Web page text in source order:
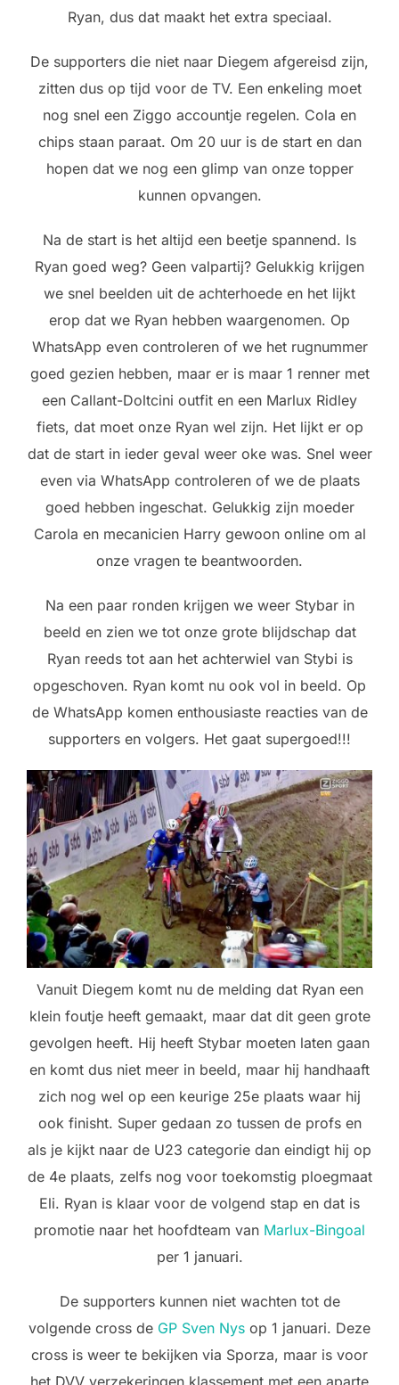
Ryan, dus dat maakt het extra speciaal.
De supporters die niet naar Diegem afgereisd zijn,
zitten dus op tijd voor de TV. Een enkeling moet
nog snel een Ziggo accountje regelen. Cola en
chips staan paraat. Om 20 uur is de start en dan
hopen dat we nog een glimp van onze topper
kunnen opvangen.
Na de start is het altijd een beetje spannend. Is
Ryan goed weg? Geen valpartij? Gelukkig krijgen
we snel beelden uit de achterhoede en het lijkt
erop dat we Ryan hebben waargenomen. Op
WhatsApp even controleren of we het rugnummer
goed gezien hebben, maar er is maar 1 renner met
een Callant-Doltcini outfit en een Marlux Ridley
fiets, dat moet onze Ryan wel zijn. Het lijkt er op
dat de start in ieder geval weer oke was. Snel weer
even via WhatsApp controleren of we de plaats
goed hebben ingeschat. Gelukkig zijn moeder
Carola en mecanicien Harry gewoon online om al
onze vragen te beantwoorden.
Na een paar ronden krijgen we weer Stybar in
beeld en zien we tot onze grote blijdschap dat
Ryan reeds tot aan het achterwiel van Stybi is
opgeschoven. Ryan komt nu ook vol in beeld. Op
de WhatsApp komen enthousiaste reacties van de
supporters en volgers. Het gaat supergoed!!!
Vanuit Diegem komt nu de melding dat Ryan een
klein foutje heeft gemaakt, maar dat dit geen grote
gevolgen heeft. Hij heeft Stybar moeten laten gaan
en komt dus niet meer in beeld, maar hij handhaaft
zich nog wel op een keurige 25e plaats waar hij
ook finisht. Super gedaan zo tussen de profs en
als je kijkt naar de U23 categorie dan eindigt hij op
de 4e plaats, zelfs nog voor toekomstig ploegmaat
Eli. Ryan is klaar voor de volgend stap en dat is
promotie naar het hoofdteam van Marlux-Bingoal
per 1 januari.
De supporters kunnen niet wachten tot de
volgende cross de GP Sven Nys op 1 januari. Deze
cross is weer te bekijken via Sporza, maar is voor